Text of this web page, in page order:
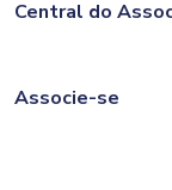
Central do
Associe-se